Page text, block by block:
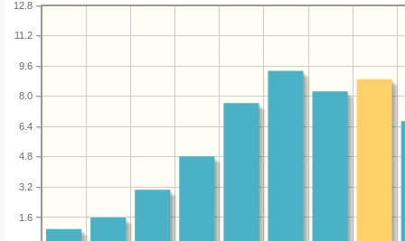
1.6
3.2
4.8
6.4
8.0
9.6
11.2
12.8